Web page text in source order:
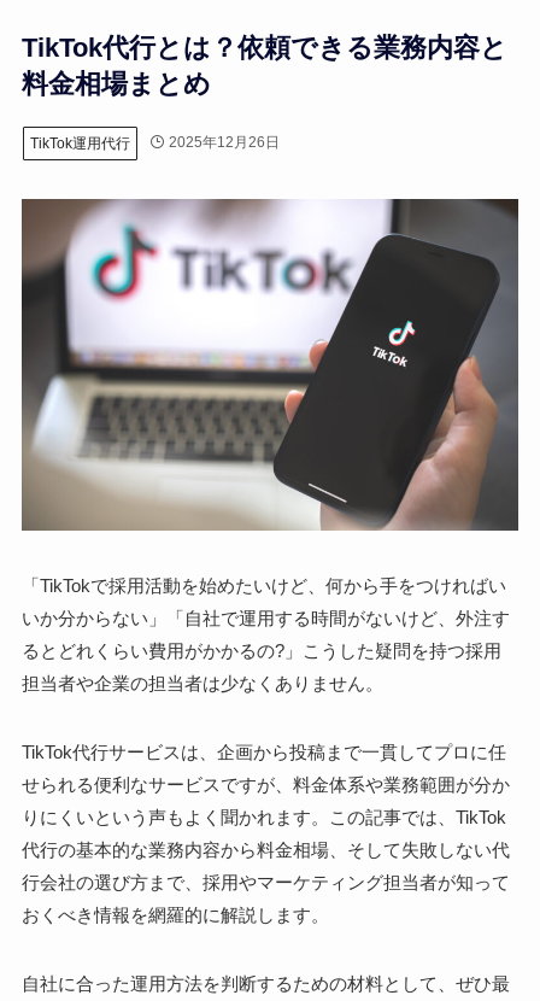
TikTok代行とは？依頼できる業務内容と
料金相場まとめ
TikTok運用代行 2025年12月26日
「TikTokで採用活動を始めたいけど、何から手をつければい
いか分からない」「自社で運用する時間がないけど、外注す
るとどれくらい費用がかかるの?」こうした疑問を持つ採用
担当者や企業の担当者は少なくありません。
TikTok代行サービスは、企画から投稿まで一貫してプロに任
せられる便利なサービスですが、料金体系や業務範囲が分か
りにくいという声もよく聞かれます。この記事では、TikTok
代行の基本的な業務内容から料金相場、そして失敗しない代
行会社の選び方まで、採用やマーケティング担当者が知って
おくべき情報を網羅的に解説します。
自社に合った運用方法を判断するための材料として、ぜひ最